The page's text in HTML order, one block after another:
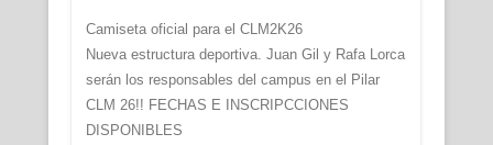
Camiseta oficial para el CLM2K26
Nueva estructura deportiva. Juan Gil y Rafa Lorca
serán los responsables del campus en el Pilar
CLM 26!! FECHAS E INSCRIPCCIONES
DISPONIBLES